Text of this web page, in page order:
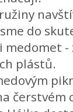
do
medomet -
plástů.
čerstvém